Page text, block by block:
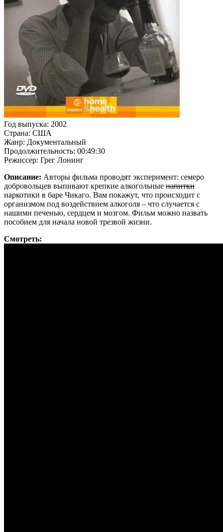
Год выпуска: 2002
Страна: США
Жанр: Документальный
Продолжительность: 00:49:30
Режиссер: Грег Лонинг
Описание: Авторы фильма проводят экcперимент: семеро
добровольцев выпивают крепкие алкогольные напитки
наркотики в баре Чикаго. Вам покажут, что происходит с
организмом под воздействием алкоголя – что случается с
нашими печенью, сердцем и мозгом. Фильм можно назвать
пособием для начала новой трезвой жизни.
Смотреть: